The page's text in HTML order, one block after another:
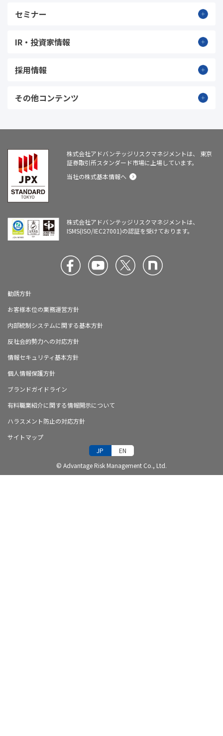
セミナー
IR・投資家情報
採用情報
その他コンテンツ
株式会社アドバンテッジリスクマネジメントは、
東京
証券取引所スタンダード市場に上場しています。
当社の株式基本情報へ
株式会社アドバンテッジリスクマネジメントは、
ISMS(ISO/IEC27001)の認証を受けております。
勧誘方針
お客様本位の業務運営方針
内部統制システムに関する基本方針
反社会的勢力への対応方針
情報セキュリティ基本方針
個人情報保護方針
ブランドガイドライン
有料職業紹介に関する情報開示について
ハラスメント防止の対応方針
サイトマップ
JP
EN
© Advantage Risk Management Co., Ltd.